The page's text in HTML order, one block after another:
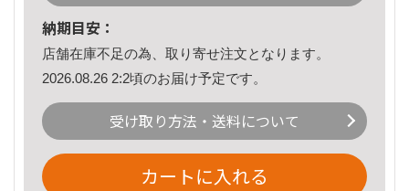
納期目安：
店舗在庫不足の為、取り寄せ注文となります。
2026.08.26 2:2頃のお届け予定です。
受け取り方法・送料について
カートに入れる